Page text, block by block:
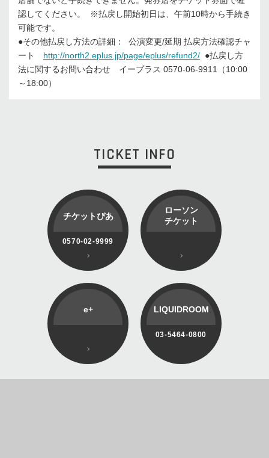
認してください。 ※払戻し開始初日は、午前10時から手続き
可能です。
●その他払戻し方法の詳細： 公演変更/延期 払戻方法確認チャ
ート http://north2.eplus.jp/page/eplus/refund2/ ●払戻し方
法に関するお問い合わせ イープラス 0570-06-9911（10:00
～18:00）
TICKET INFO
チケットぴあ
0570-02-9999
ローソン
チケット
e+ LIQUIDROOM
03-5464-0800